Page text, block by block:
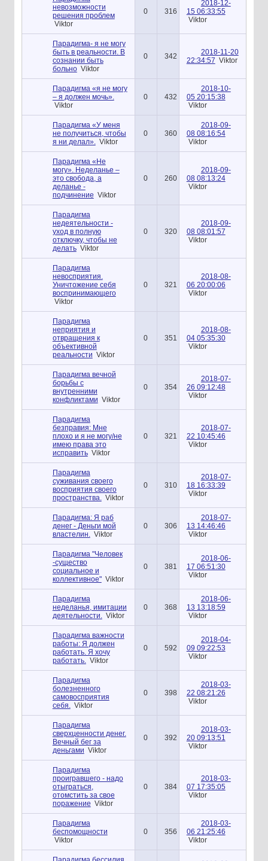
невозможности
решения проблем
Viktor
0 316
2018-12-
15 06:33:55
Viktor
Парадигма- я не могу
быть в реальности. В
сознании быть
больно Viktor
0 342
2018-11-20
22:34:57 Viktor
Парадигма «я не могу
– я должен мочь».
Viktor
0 432
2018-10-
05 20:15:38
Viktor
Парадигма «У меня
не получиться, чтобы
я ни делал».
Viktor
0 360
2018-09-
08 08:16:54
Viktor
Парадигма «Не
могу». Неделанье –
это свобода, а
деланье -
подчинение Viktor
0 260
2018-09-
08 08:13:24
Viktor
Парадигма
недеятельности -
уход в полную
отключку, чтобы не
делать Viktor
0 320
2018-09-
08 08:01:57
Viktor
Парадигма
невосприятия.
Уничтожение себя
воспринимающего
Viktor
0 321
2018-08-
06 20:00:06
Viktor
Парадигма
неприятия и
отвращения к
объективной
реальности Viktor
0 351
2018-08-
04 05:35:30
Viktor
Парадигма вечной
борьбы с
внутренними
конфликтами Viktor
0 354
2018-07-
26 09:12:48
Viktor
Парадигма
безправия: Мне
плохо и я не могу/не
имею права это
исправить Viktor
0 321
2018-07-
22 10:45:46
Viktor
Парадигма
суживания своего
восприятия своего
пространства.
Viktor
0 310
2018-07-
18 16:33:39
Viktor
Парадигма: Я раб
денег - Деньги мой
властелин.
Viktor
0 306
2018-07-
13 14:46:46
Viktor
Парадигма "Человек
-существо
социальное и
коллективное" Viktor
0 381
2018-06-
17 06:51:30
Viktor
Парадигма
неделанья, имитации
деятельности.
Viktor
0 368
2018-06-
13 13:18:59
Viktor
Парадигма важности
работы: Я должен
работать. Я хочу
работать.
Viktor
0 592
2018-04-
09 09:22:53
Viktor
Парадигма
болезненного
самовосприятия
себя.
Viktor
0 398
2018-03-
22 08:21:26
Viktor
Парадигма
сверхценности денег.
Вечный бег за
деньгами Viktor
0 392
2018-03-
20 09:13:51
Viktor
Парадигма
проигравшего - надо
отыграться,
отомстить за свое
поражение Viktor
0 384
2018-03-
07 17:35:05
Viktor
Парадигма
беспомощности
Viktor
0 356
2018-03-
06 21:25:46
Viktor